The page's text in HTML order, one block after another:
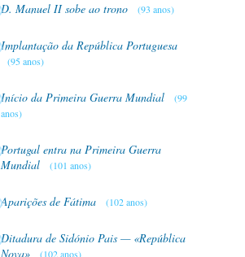
D. Manuel II sobe ao trono (93 anos)
Implantação da República Portuguesa
(95 anos)
Início da Primeira Guerra Mundial
(99
anos)
Portugal entra na Primeira Guerra
Mundial
(101 anos)
Aparições de Fátima (102 anos)
Ditadura de Sidónio Pais — «República
Nova»
(102 anos)